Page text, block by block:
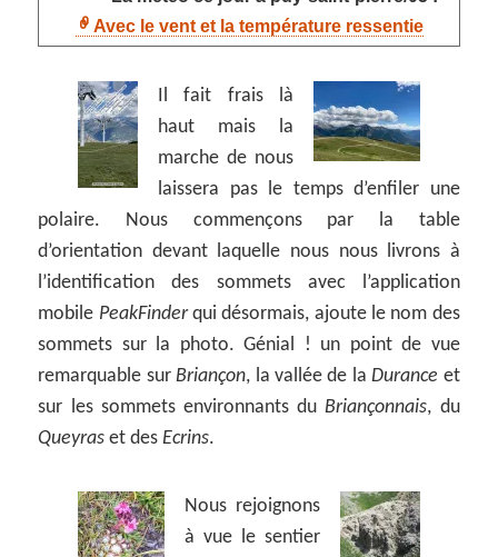
Avec le vent et la température ressentie
Il fait frais là
haut mais la
marche de nous
laissera pas le temps d’enfiler une
polaire. Nous commençons par la table
d’orientation devant laquelle nous nous livrons à
l’identification des sommets avec l’application
mobile PeakFinderqui désormais, ajoute le nom des
sommets sur la photo. Génial ! un point de vue
remarquable surBriançon, la vallée de laDurance et
sur les sommets environnants duBriançonnais, du
Queyras et desEcrins.
Nous rejoignons
à vue le sentier